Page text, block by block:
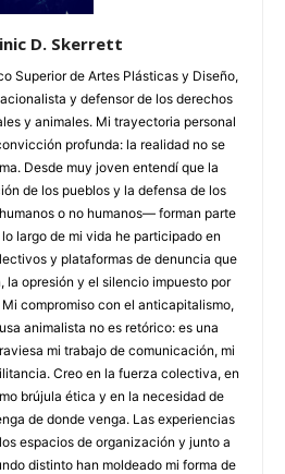
D. Skerrett
Superior de Artes Plásticas y Diseño,
y defensor de los derechos
y animales. Mi trayectoria personal
profunda: la realidad no se
Desde muy joven entendí que la
de los pueblos y la defensa de los
o no humanos— forman parte
largo de mi vida he participado en
y plataformas de denuncia que
la opresión y el silencio impuesto por
compromiso con el anticapitalismo,
animalista no es retórico: es una
mi trabajo de comunicación, mi
Creo en la fuerza colectiva, en
brújula ética y en la necesidad de
de donde venga. Las experiencias
espacios de organización y junto a
distinto han moldeado mi forma de